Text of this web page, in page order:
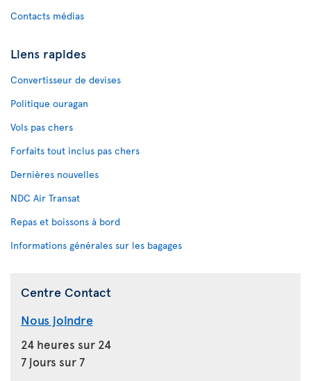
Contacts médias
Liens rapides
Convertisseur de devises
Politique ouragan
Vols pas chers
Forfaits tout inclus pas chers
Dernières nouvelles
NDC Air Transat
Repas et boissons à bord
Informations générales sur les bagages
Centre Contact
Nous joindre
24 heures sur 24
7 jours sur 7